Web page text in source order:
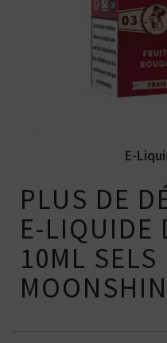
Arômes : fruits
liquide
E-
PLUS DE
E-LIQUIDE
10ML